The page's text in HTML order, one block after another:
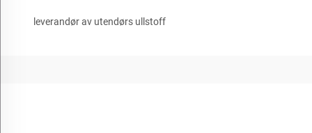
leverandør av utendørs ullstoff